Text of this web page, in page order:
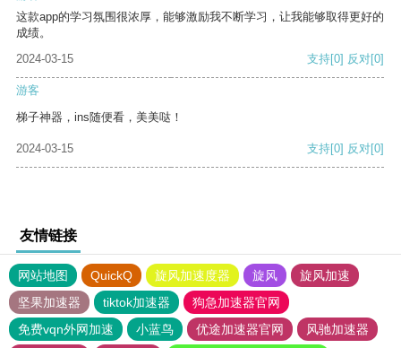
这款app的学习氛围很浓厚，能够激励我不断学习，让我能够取得更好的
成绩。
2024-03-15
支持[0] 反对[0]
游客
梯子神器，ins随便看，美美哒！
2024-03-15 支持[0] 反对[0]
友情链接
网站地图 QuickQ 旋风加速度器 旋风
旋风加速
坚果加速器
tiktok加速器
狗急加速器官网
免费vqn外网加速
小蓝鸟 优途加速器官网
风驰加速器